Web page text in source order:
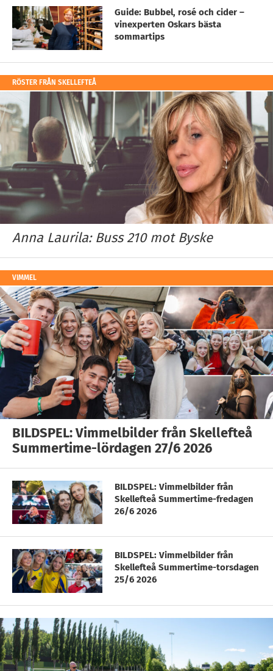
Guide: Bubbel, rosé och cider –
vinexperten Oskars bästa
sommartips
RÖSTER FRÅN SKELLEFTEÅ
Anna Laurila: Buss 210 mot Byske
VIMMEL
BILDSPEL: Vimmelbilder från Skellefteå
Summertime-lördagen 27/6 2026
BILDSPEL: Vimmelbilder från
Skellefteå Summertime-fredagen
26/6 2026
BILDSPEL: Vimmelbilder från
Skellefteå Summertime-torsdagen
25/6 2026